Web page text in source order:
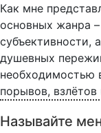
Как мне
основных жанра
субъективности,
душевных
необходимостью
порывов,
Называйте